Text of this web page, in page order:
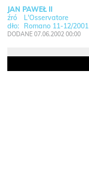
JAN PAWEŁ II
L'Osservatore
Romano 11-12/2001
DODANE 07.06.2002 00:00